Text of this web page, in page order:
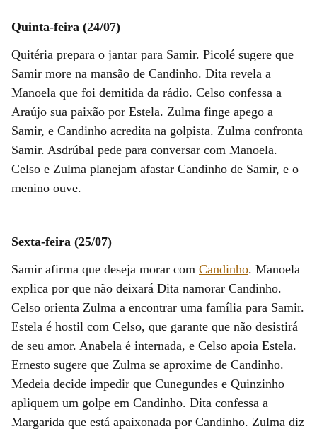
Quinta-feira (24/07)
Quitéria prepara o jantar para Samir. Picolé sugere que
Samir more na mansão de Candinho. Dita revela a
Manoela que foi demitida da rádio. Celso confessa a
Araújo sua paixão por Estela. Zulma finge apego a
Samir, e Candinho acredita na golpista. Zulma confronta
Samir. Asdrúbal pede para conversar com Manoela.
Celso e Zulma planejam afastar Candinho de Samir, e o
menino ouve.
Sexta-feira (25/07)
Samir afirma que deseja morar com Candinho. Manoela
explica por que não deixará Dita namorar Candinho.
Celso orienta Zulma a encontrar uma família para Samir.
Estela é hostil com Celso, que garante que não desistirá
de seu amor. Anabela é internada, e Celso apoia Estela.
Ernesto sugere que Zulma se aproxime de Candinho.
Medeia decide impedir que Cunegundes e Quinzinho
apliquem um golpe em Candinho. Dita confessa a
Margarida que está apaixonada por Candinho. Zulma diz